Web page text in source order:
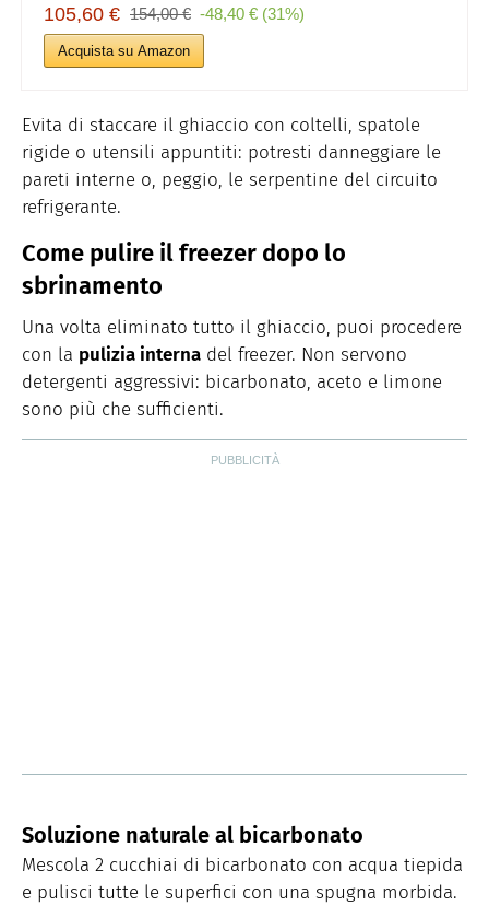
105,60 € 154,00 € -48,40 € (31%)
Acquista su Amazon
Evita di staccare il ghiaccio con coltelli, spatole
rigide o utensili appuntiti: potresti danneggiare le
pareti interne o, peggio, le serpentine del circuito
refrigerante.
Come pulire il freezer dopo lo
sbrinamento
Una volta eliminato tutto il ghiaccio, puoi procedere
con la pulizia interna del freezer. Non servono
detergenti aggressivi: bicarbonato, aceto e limone
sono più che sufficienti.
Soluzione naturale al bicarbonato
Mescola 2 cucchiai di bicarbonato con acqua tiepida
e pulisci tutte le superfici con una spugna morbida.